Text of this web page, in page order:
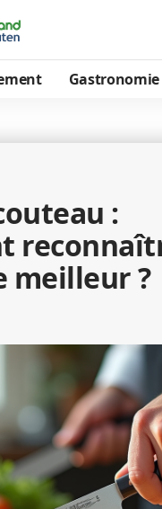
Gastronomie
:
meilleur ?